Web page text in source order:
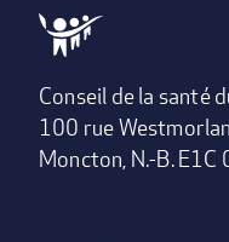
Conseil de la santé
100 rue
Moncton, N.-B. E1C